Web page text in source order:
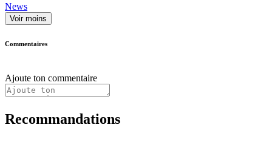
News
Voir moins
Commentaires
Ajoute ton commentaire
Recommandations